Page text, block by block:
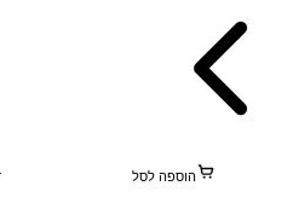
הוספה לסל